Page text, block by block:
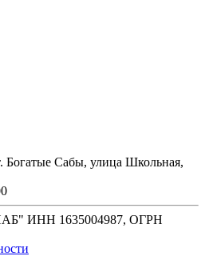
Богатые Сабы, улица Школьная,
ИНН 1635004987, ОГРН